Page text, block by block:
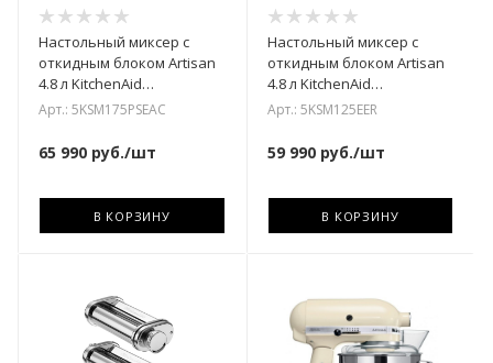
Настольный миксер с
откидным блоком Artisan
4.8 л KitchenAid
5KSM175PSEAC
Арт.: 5KSM175PSEAC
65 990 руб./шт
В КОРЗИНУ
Настольный миксер с
откидным блоком Artisan
4.8 л KitchenAid
5KSM125EER
Арт.: 5KSM125EER
59 990руб./шт
В КОРЗИНУ